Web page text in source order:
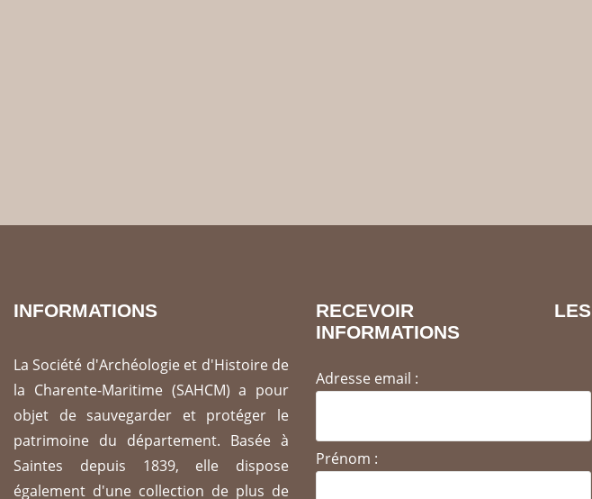
INFORMATIONS
La Société d'Archéologie et d'Histoire de
la Charente-Maritime (SAHCM) a pour
objet de sauvegarder et protéger le
patrimoine du département. Basée à
Saintes depuis 1839, elle dispose
également d'une collection de plus de
RECEVOIR LES
INFORMATIONS
Adresse email :
Prénom :